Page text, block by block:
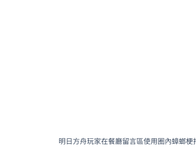
明日方舟玩家在餐廳留言區使用圈內蟑螂